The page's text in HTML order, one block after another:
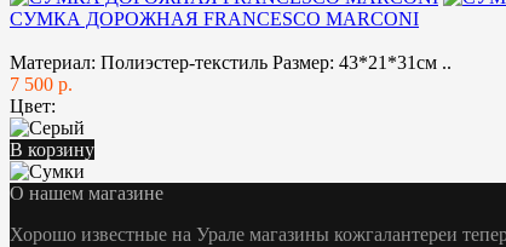
СУМКА ДОРОЖНАЯ FRANCESCO MARCONI
Материал: Полиэстер-текстиль Размер: 43*21*31см ..
7 500 р.
Цвет:
В корзину
О нашем магазине
Хорошо известные на Урале магазины кожгалантереи